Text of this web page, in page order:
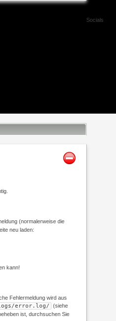
Socials
(normalerweise die
neu laden:
kann!
Fehlermeldung wird aus
error.log/
(siehe
ist, durchsuchen Sie